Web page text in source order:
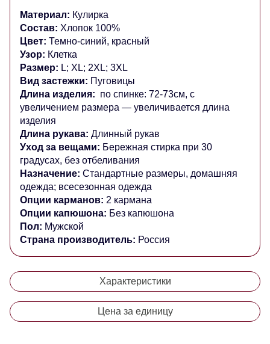
Материал: Кулирка
Состав: Хлопок 100%
Цвет: Темно-синий, красный
Узор: Клетка
Размер: L; XL; 2XL; 3XL
Вид застежки: Пуговицы
Длина изделия: по спинке: 72-73см, с
увеличением размера — увеличивается длина
изделия
Длина рукава: Длинный рукав
Уход за вещами: Бережная стирка при 30
градусах, без отбеливания
Назначение: Стандартные размеры, домашняя
одежда; всесезонная одежда
Опции карманов: 2 кармана
Опции капюшона: Без капюшона
Пол: Мужской
Страна производитель: Россия
Характеристики
Цена за единицу